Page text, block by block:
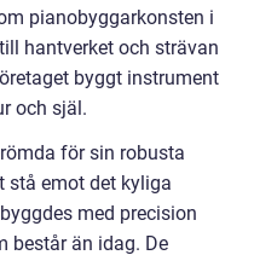
pianobyggarkonsten i
hantverket och strävan
byggt instrument
och själ.
för sin robusta
stå emot det kyliga
med precision
består än idag. De